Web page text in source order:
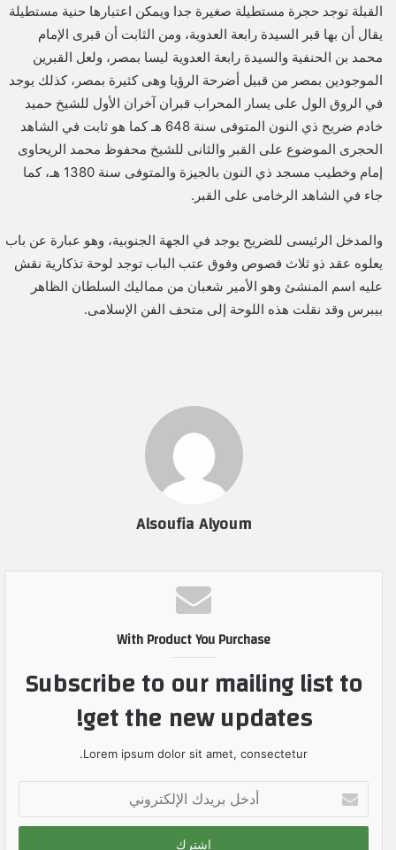
القبلة توجد حجرة مستطيلة صغيرة جدا ويمكن اعتبارها حنية مستطيلة
يقال أن بها قبر السيدة رابعة العدوية، ومن الثابت أن قبرى الإمام
محمد بن الحنفية والسيدة رابعة العدوية ليسا بمصر، ولعل القبرين
الموجودين بمصر من قبيل أضرحة الرؤيا وهى كثيرة بمصر، كذلك يوجد
في الروق الول على يسار المحراب قبران آخران الأول للشيخ حميد
خادم ضريح ذي النون المتوفى سنة 648 هـ كما هو ثابت في الشاهد
الحجرى الموضوع على القبر والثانى للشيخ محفوظ محمد الريحاوى
إمام وخطيب مسجد ذي النون بالجيزة والمتوفى سنة 1380 هـ، كما
جاء في الشاهد الرخامى على القبر.
والمدخل الرئيسى للضريح يوجد في الجهة الجنوبية، وهو عبارة عن باب
يعلوه عقد ذو ثلاث فصوص وفوق عتب الباب توجد لوحة تذكارية نقش
عليه اسم المنشئ وهو الأمير شعبان من مماليك السلطان الظاهر
بيبرس وقد نقلت هذه اللوحة إلى متحف الفن الإسلامى.
Alsoufia Alyoum
With Product You Purchase
Subscribe to our mailing list to
get the new updates!
Lorem ipsum dolor sit amet, consectetur.
خ